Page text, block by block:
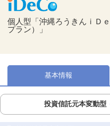
個人型「沖縄ろうきんｉＤ
プラン）」
基本情報
投資信託元本変動型